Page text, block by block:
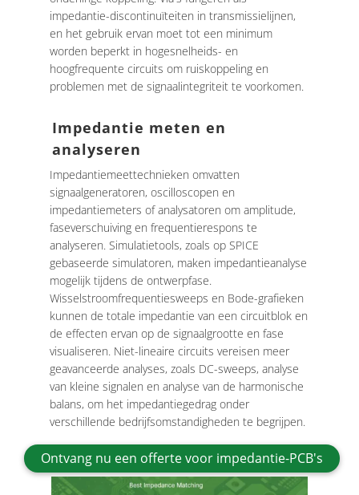
impedantie-discontinuïteiten in transmissielijnen,
en het gebruik ervan moet tot een minimum
worden beperkt in hogesnelheids- en
hoogfrequente circuits om ruiskoppeling en
problemen met de signaalintegriteit te voorkomen.
Impedantie meten en
analyseren
Impedantiemeettechnieken omvatten
signaalgeneratoren, oscilloscopen en
impedantiemeters of analysatoren om amplitude,
faseverschuiving en frequentierespons te
analyseren. Simulatietools, zoals op SPICE
gebaseerde simulatoren, maken impedantieanalyse
mogelijk tijdens de ontwerpfase.
Wisselstroomfrequentiesweeps en Bode-grafieken
kunnen de totale impedantie van een circuitblok en
de effecten ervan op de signaalgrootte en fase
visualiseren. Niet-lineaire circuits vereisen meer
geavanceerde analyses, zoals DC-sweeps, analyse
van kleine signalen en analyse van de harmonische
balans, om het impedantiegedrag onder
verschillende bedrijfsomstandigheden te begrijpen.
Ontvang nu een offerte voor impedantie-PCB's